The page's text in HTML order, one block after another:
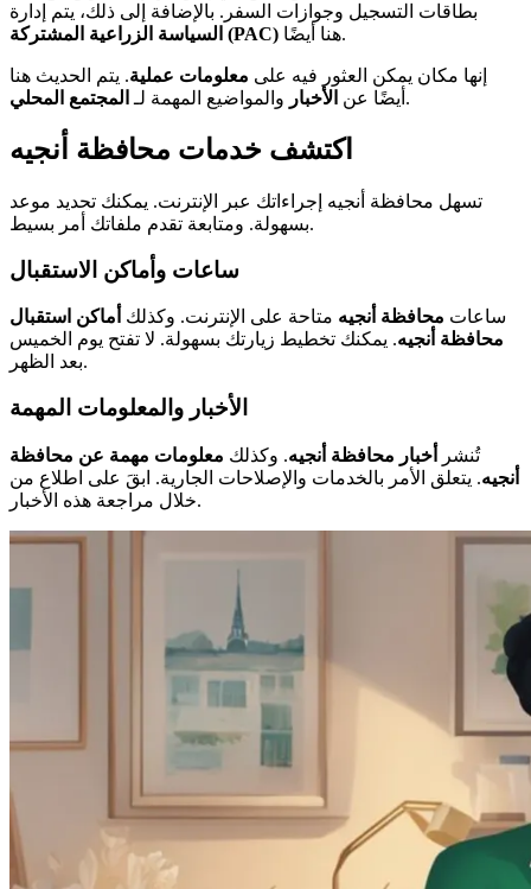
بطاقات التسجيل وجوازات السفر. بالإضافة إلى ذلك، يتم إدارة
السياسة الزراعية المشتركة (PAC)
هنا أيضًا.
إنها مكان يمكن العثور فيه على معلومات عملية. يتم الحديث هنا
أيضًا عن الأخبار والمواضيع المهمة لـ المجتمع المحلي .
اكتشف خدمات محافظة أنجيه
تسهل محافظة أنجيه إجراءاتك عبر الإنترنت. يمكنك تحديد موعد
بسهولة. ومتابعة تقدم ملفاتك أمر بسيط.
ساعات وأماكن الاستقبال
ساعات محافظة أنجيه متاحة على الإنترنت. وكذلك أماكن استقبال
محافظة أنجيه. يمكنك تخطيط زيارتك بسهولة. لا تفتح يوم الخميس
بعد الظهر.
الأخبار والمعلومات المهمة
تُنشر أخبار محافظة أنجيه. وكذلك معلومات مهمة عن محافظة
أنجيه. يتعلق الأمر بالخدمات والإصلاحات الجارية. ابقَ على اطلاع من
خلال مراجعة هذه الأخبار.